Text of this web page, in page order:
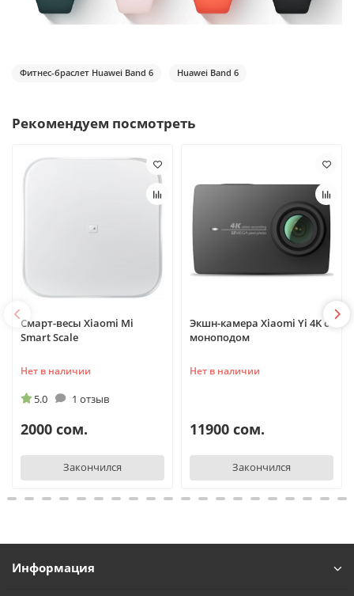
Фитнес-браслет Huawei Band 6 Huawei Band 6
Рекомендуем посмотреть
Смарт-весы Xiaomi Mi
Smart Scale
Нет в наличии
5.0 1 отзыв
2000 сом.
Закончился
Экшн-камера Xiaomi Yi 4K с
моноподом
Нет в наличии
11900 сом.
Закончился
Информация